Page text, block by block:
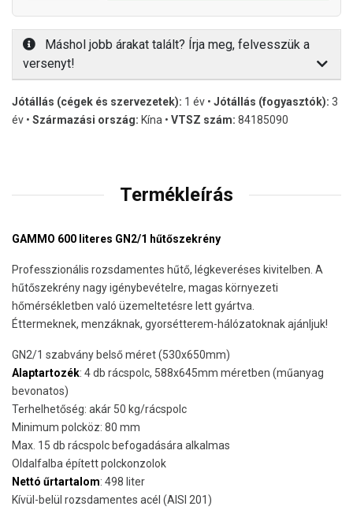
Máshol jobb árakat talált? Írja meg, felvesszük a
versenyt!
Jótállás (cégek és szervezetek): 1 év • Jótállás (fogyasztók): 3
év • Származási ország: Kína • VTSZ szám: 84185090
Termékleírás
GAMMO 600 literes GN2/1 hűtőszekrény
Professzionális rozsdamentes hűtő, légkeveréses kivitelben. A
hűtőszekrény nagy igénybevételre, magas környezeti
hőmérsékletben való üzemeltetésre lett gyártva.
Éttermeknek, menzáknak, gyorsétterem-hálózatoknak ajánljuk!
GN2/1 szabvány belső méret (530x650mm)
Alaptartozék: 4 db rácspolc, 588x645mm méretben (műanyag
bevonatos)
Terhelhetőség: akár 50 kg/rácspolc
Minimum polcköz: 80 mm
Max. 15 db rácspolc befogadására alkalmas
Oldalfalba épített polckonzolok
Nettó űrtartalom: 498 liter
Kívül-belül rozsdamentes acél (AISI 201)